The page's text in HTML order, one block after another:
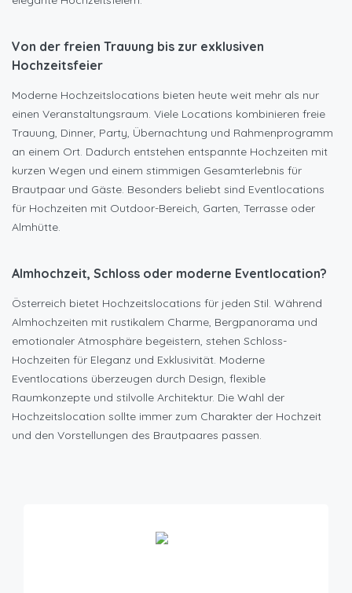
Von der freien Trauung bis zur exklusiven
Hochzeitsfeier
Moderne Hochzeitslocations bieten heute weit mehr als nur
einen Veranstaltungsraum. Viele Locations kombinieren freie
Trauung, Dinner, Party, Übernachtung und Rahmenprogramm
an einem Ort. Dadurch entstehen entspannte Hochzeiten mit
kurzen Wegen und einem stimmigen Gesamterlebnis für
Brautpaar und Gäste. Besonders beliebt sind Eventlocations
für Hochzeiten mit Outdoor-Bereich, Garten, Terrasse oder
Almhütte.
Almhochzeit, Schloss oder moderne Eventlocation?
Österreich bietet Hochzeitslocations für jeden Stil. Während
Almhochzeiten mit rustikalem Charme, Bergpanorama und
emotionaler Atmosphäre begeistern, stehen Schloss-
Hochzeiten für Eleganz und Exklusivität. Moderne
Eventlocations überzeugen durch Design, flexible
Raumkonzepte und stilvolle Architektur. Die Wahl der
Hochzeitslocation sollte immer zum Charakter der Hochzeit
und den Vorstellungen des Brautpaares passen.